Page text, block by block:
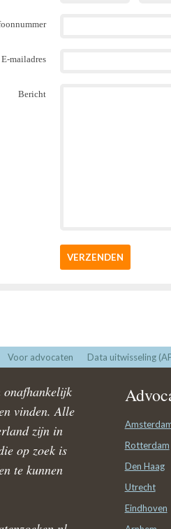
E-mailadres
Bericht
VERZENDEN
Voor advocaten Data uitwisseling
onafhankelijk
vinden. Alle
zijn in
op zoek is
te kunnen
Rotterdam
Den Haag
Utrecht
Eindhoven